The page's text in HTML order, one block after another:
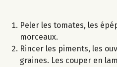
Peler les tomates, les
morceaux.
Rincer les piments, les
graines. Les couper en